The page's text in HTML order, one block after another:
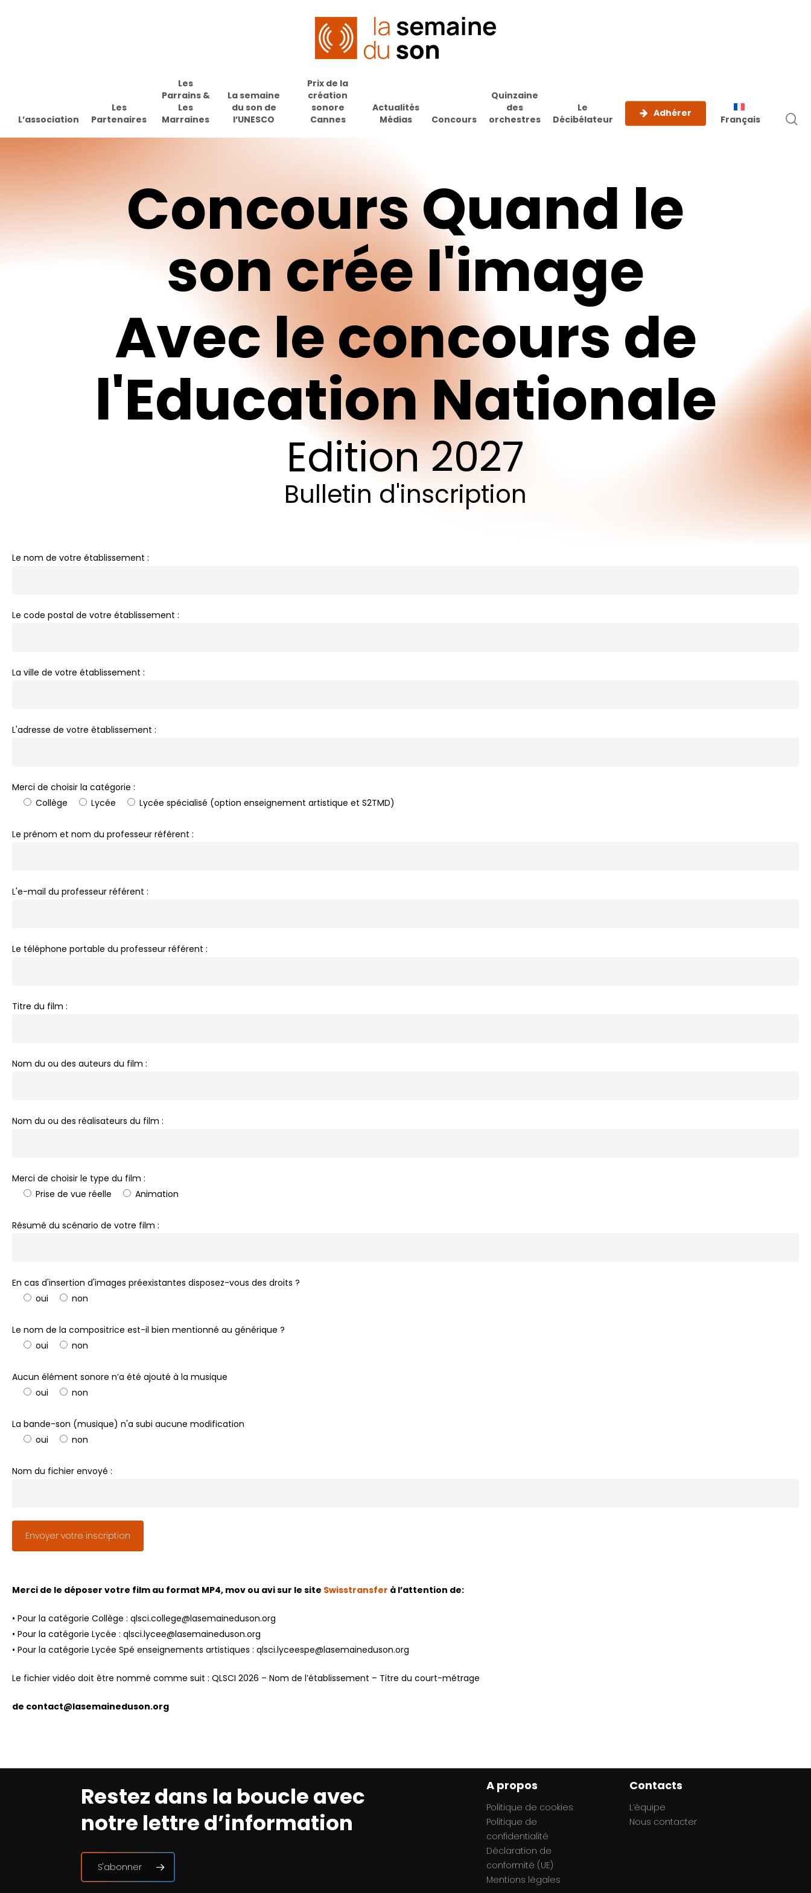
Appuyez sur Enter pour effectuer une recherche ou sur ESC pour fermer
L’association
Les
Partenaires
Les
Parrains &
Les
Marraines
La semaine
du son de
l’UNESCO
Prix de la
création
sonore
Cannes
Actualités
Médias
Concours
Quinzaine
des
orchestres
Le
Décibélateur
Adhérer
Français
ConcoursQuand le
son créel'image
Avecleconcours de
l'EducationNationale
Edition2027
Bulletin d'inscription
Le nom de votre établissement :
Le code postal de votre établissement :
La ville de votre établissement :
L'adresse de votre établissement :
Merci de choisir la catégorie :
Collège
Lycée Lycée spécialisé (option enseignement artistique et S2TMD)
Le prénom et nom du professeur référent :
L'e-mail du professeur référent :
Le téléphone portable du professeur référent :
Titre du film :
Nom du ou des auteurs du film :
Nom du ou des réalisateurs du film :
Merci de choisir le type du film :
Prise de vue réelle
Animation
Résumé du scénario de votre film :
En cas d'insertion d'images préexistantes disposez-vous des droits ?
oui
non
Le nom de la compositrice est-il bien mentionné au générique ?
oui
non
Aucun élément sonore n’a été ajouté à la musique
oui
non
La bande-son (musique) n'a subi aucune modification
oui
non
Nom du fichier envoyé :
Merci de le déposer votre film au format MP4, mov ou avi sur le site Swisstransfer à l’attention de:
• Pour la catégorie Collège : qlsci.college@lasemaineduson.org
• Pour la catégorie Lycée : qlsci.lycee@lasemaineduson.org
• Pour la catégorie Lycée Spé enseignements artistiques : qlsci.lyceespe@lasemaineduson.org
Le fichier vidéo doit être nommé comme suit : QLSCI 2026 – Nom de l’établissement – Titre du court-métrage
de contact@lasemaineduson.org
Restez dans la boucle avec
notre lettre d’information
S'abonner
A propos
Politique de cookies
Politique de
confidentialité
Déclaration de
conformité (UE)
Mentions légales
Contacts
L’équipe
Nous contacter